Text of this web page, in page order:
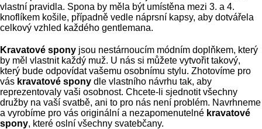
vlastní pravidla. Spona by měla být umístěna mezi 3. a 4.
knoflíkem košile, případně vedle náprsní kapsy, aby dotvářela
celkový vzhled každého gentlemana.
Kravatové spony jsou nestárnoucím módním doplňkem, který
by měl vlastnit každý muž. U nás si můžete vytvořit takový,
který bude odpovídat vašemu osobnímu stylu. Zhotovíme pro
vás kravatové spony dle vlastního návrhu tak, aby
reprezentovaly vaši osobnost. Chcete-li sjednotit všechny
družby na vaší svatbě, ani to pro nás není problém. Navrhneme
a vyrobíme pro vás originální a nezapomenutelné kravatové
spony, které oslní všechny svatebčany.